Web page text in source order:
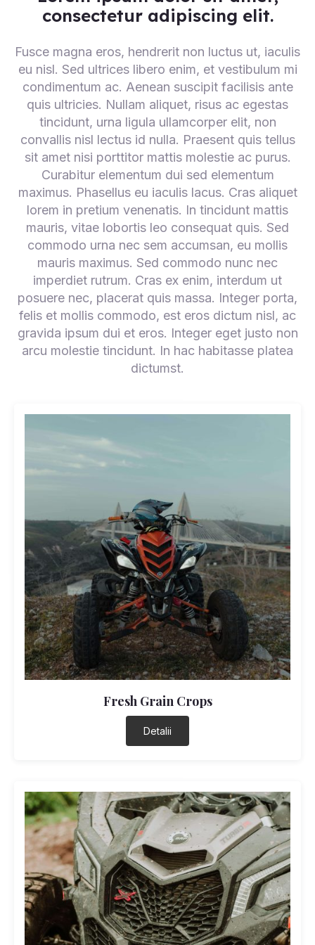
consectetur adipiscing elit.
Fusce magna eros, hendrerit non luctus ut, iaculis
eu nisl. Sed ultrices libero enim, et vestibulum mi
condimentum ac. Aenean suscipit facilisis ante
quis ultricies. Nullam aliquet, risus ac egestas
tincidunt, urna ligula ullamcorper elit, non
convallis nisl lectus id nulla. Praesent quis tellus
sit amet nisi porttitor mattis molestie ac purus.
Curabitur elementum dui sed elementum
maximus. Phasellus eu iaculis lacus. Cras aliquet
lorem in pretium venenatis. In tincidunt mattis
mauris, vitae lobortis leo consequat quis. Sed
commodo urna nec sem accumsan, eu mollis
mauris maximus. Sed commodo nunc nec
imperdiet rutrum. Cras ex enim, interdum ut
posuere nec, placerat quis massa. Integer porta,
felis et mollis commodo, est eros dictum nisl, ac
gravida ipsum dui et eros. Integer eget justo non
arcu molestie tincidunt. In hac habitasse platea
dictumst.
Fresh Grain Crops
Detalii